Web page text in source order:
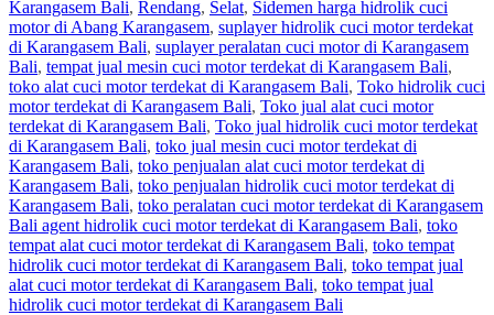
Karangasem Bali, Rendang, Selat, Sidemen harga hidrolik cuci
motor di Abang Karangasem, suplayer hidrolik cuci motor terdekat
di Karangasem Bali, suplayer peralatan cuci motor di Karangasem
Bali, tempat jual mesin cuci motor terdekat di Karangasem Bali,
toko alat cuci motor terdekat di Karangasem Bali, Toko hidrolik cuci
motor terdekat di Karangasem Bali, Toko jual alat cuci motor
terdekat di Karangasem Bali, Toko jual hidrolik cuci motor terdekat
di Karangasem Bali, toko jual mesin cuci motor terdekat di
Karangasem Bali, toko penjualan alat cuci motor terdekat di
Karangasem Bali, toko penjualan hidrolik cuci motor terdekat di
Karangasem Bali, toko peralatan cuci motor terdekat di Karangasem
Bali agent hidrolik cuci motor terdekat di Karangasem Bali, toko
tempat alat cuci motor terdekat di Karangasem Bali, toko tempat
hidrolik cuci motor terdekat di Karangasem Bali, toko tempat jual
alat cuci motor terdekat di Karangasem Bali, toko tempat jual
hidrolik cuci motor terdekat di Karangasem Bali